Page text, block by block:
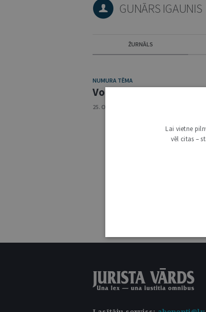
GUNĀRS IGAUNIS
ŽURNĀLS
NUMURA TĒMA
Voi latvīši poši zyna,
25. OKTOBRIS 2011 • NR. 43 (690)
Lai vietne
vēl citas –